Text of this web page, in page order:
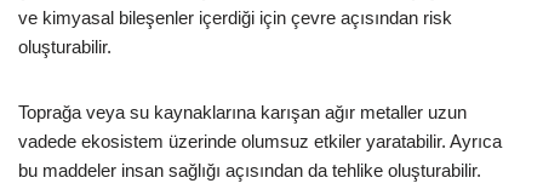
ve kimyasal bileşenler içerdiği için çevre açısından risk
oluşturabilir.
Toprağa veya su kaynaklarına karışan ağır metaller uzun
vadede ekosistem üzerinde olumsuz etkiler yaratabilir. Ayrıca
bu maddeler insan sağlığı açısından da tehlike oluşturabilir.